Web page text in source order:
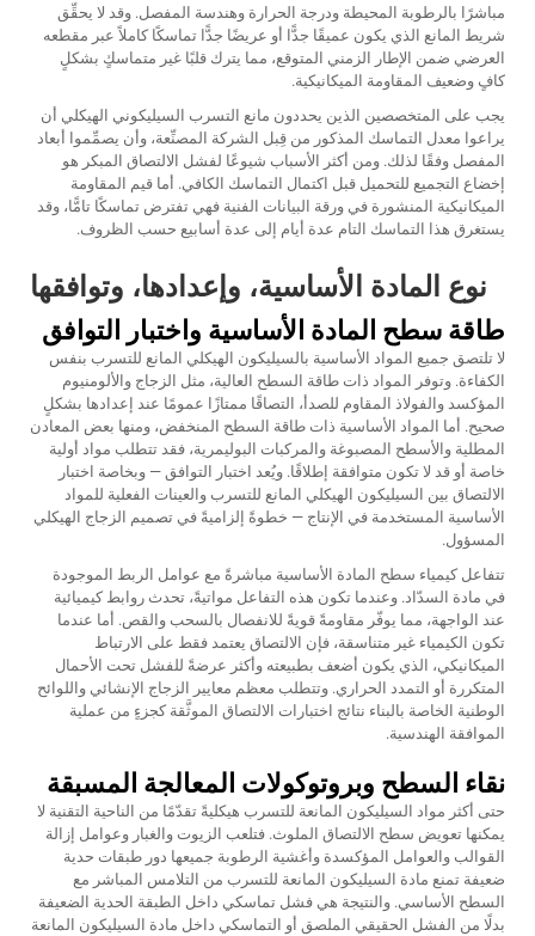
مباشرًا بالرطوبة المحيطة ودرجة الحرارة وهندسة المفصل. وقد لا يحقِّق
شريط المانع الذي يكون عميقًا جدًّا أو عريضًا جدًّا تماسكًا كاملاً عبر مقطعه
العرضي ضمن الإطار الزمني المتوقع، مما يترك قلبًا غير متماسكٍ بشكلٍ
كافٍ وضعيف المقاومة الميكانيكية.
يجب على المتخصصين الذين يحددون مانع التسرب السيليكوني الهيكلي أن
يراعوا معدل التماسك المذكور من قِبل الشركة المصنِّعة، وأن يصمِّموا أبعاد
المفصل وفقًا لذلك. ومن أكثر الأسباب شيوعًا لفشل الالتصاق المبكر هو
إخضاع التجميع للتحميل قبل اكتمال التماسك الكافي. أما قيم المقاومة
الميكانيكية المنشورة في ورقة البيانات الفنية فهي تفترض تماسكًا تامًّا، وقد
يستغرق هذا التماسك التام عدة أيام إلى عدة أسابيع حسب الظروف.
نوع المادة الأساسية، وإعدادها، وتوافقها
طاقة سطح المادة الأساسية واختبار التوافق
لا تلتصق جميع المواد الأساسية بالسيليكون الهيكلي المانع للتسرب بنفس
الكفاءة. وتوفر المواد ذات طاقة السطح العالية، مثل الزجاج والألومنيوم
المؤكسد والفولاذ المقاوم للصدأ، التصاقًا ممتازًا عمومًا عند إعدادها بشكلٍ
صحيح. أما المواد الأساسية ذات طاقة السطح المنخفض، ومنها بعض المعادن
المطلية والأسطح المصبوغة والمركبات البوليمرية، فقد تتطلب مواد أولية
خاصة أو قد لا تكون متوافقة إطلاقًا. ويُعد اختبار التوافق — وبخاصة اختبار
الالتصاق بين السيليكون الهيكلي المانع للتسرب والعينات الفعلية للمواد
الأساسية المستخدمة في الإنتاج — خطوةً إلزاميةً في تصميم الزجاج الهيكلي
المسؤول.
تتفاعل كيمياء سطح المادة الأساسية مباشرةً مع عوامل الربط الموجودة
في مادة السدّاد. وعندما تكون هذه التفاعل مواتيةً، تحدث روابط كيميائية
عند الواجهة، مما يوفّر مقاومةً قويةً للانفصال بالسحب والقص. أما عندما
تكون الكيمياء غير متناسقة، فإن الالتصاق يعتمد فقط على الارتباط
الميكانيكي، الذي يكون أضعف بطبيعته وأكثر عرضةً للفشل تحت الأحمال
المتكررة أو التمدد الحراري. وتتطلب معظم معايير الزجاج الإنشائي واللوائح
الوطنية الخاصة بالبناء نتائج اختبارات الالتصاق الموثَّقة كجزءٍ من عملية
الموافقة الهندسية.
نقاء السطح وبروتوكولات المعالجة المسبقة
حتى أكثر مواد السيليكون المانعة للتسرب هيكليةً تقدّمًا من الناحية التقنية لا
يمكنها تعويض سطح الالتصاق الملوث. فتلعب الزيوت والغبار وعوامل إزالة
القوالب والعوامل المؤكسدة وأغشية الرطوبة جميعها دور طبقات حدية
ضعيفة تمنع مادة السيليكون المانعة للتسرب من التلامس المباشر مع
السطح الأساسي. والنتيجة هي فشل تماسكي داخل الطبقة الحدية الضعيفة
بدلًا من الفشل الحقيقي الملصق أو التماسكي داخل مادة السيليكون المانعة